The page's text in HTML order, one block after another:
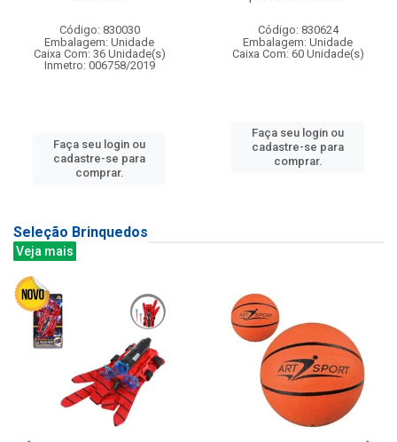
Código: 830030
Embalagem: Unidade
Caixa Com: 36 Unidade(s)
Inmetro: 006758/2019
Faça seu login ou
cadastre-se para
comprar.
Código: 830624
Embalagem: Unidade
Caixa Com: 60 Unidade(s)
Faça seu login ou
cadastre-se para
comprar.
Seleção Brinquedos
Veja mais